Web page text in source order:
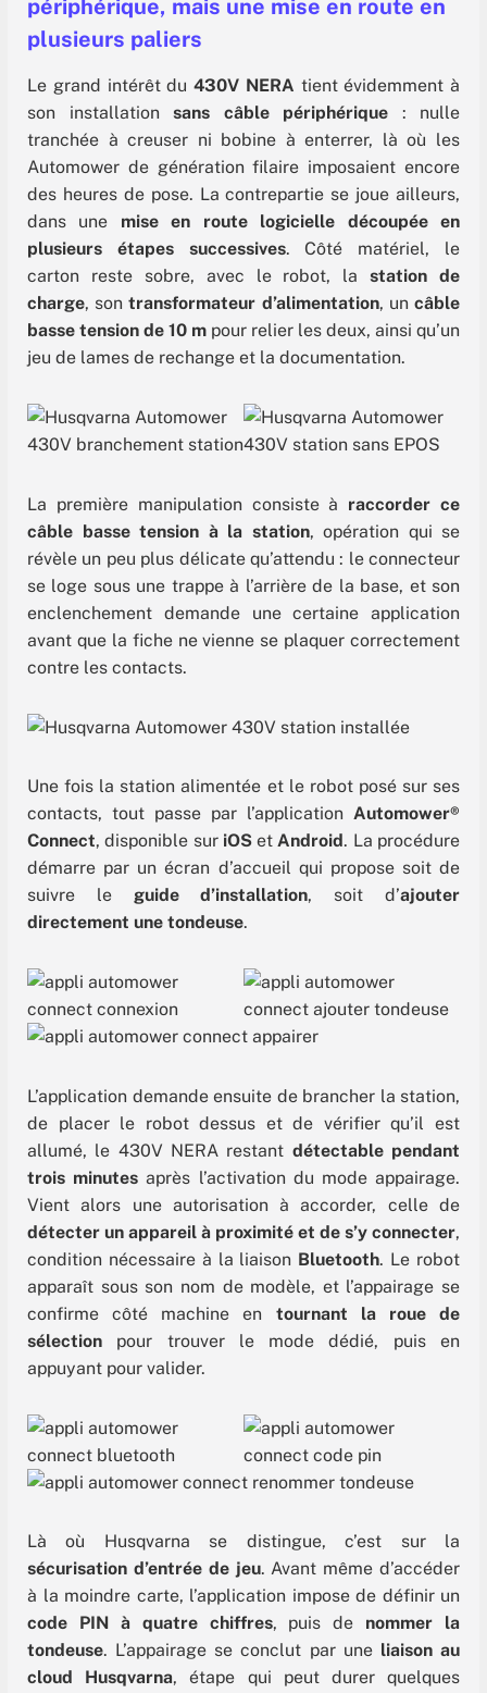
périphérique, mais une mise en route en
plusieurs paliers
Le grand intérêt du 430V NERA tient évidemment à
son installation sans câble périphérique : nulle
tranchée à creuser ni bobine à enterrer, là où les
Automower de génération filaire imposaient encore
des heures de pose. La contrepartie se joue ailleurs,
dans une mise en route logicielle découpée en
plusieurs étapes successives. Côté matériel, le
carton reste sobre, avec le robot, lastation de
charge, sontransformateur d’alimentation, uncâble
basse tension de 10 m pour relier les deux, ainsi qu’un
jeu de lames de rechange et la documentation.
La première manipulation consiste à raccorder ce
câble basse tension à la station, opération qui se
révèle un peu plus délicate qu’attendu : le connecteur
se loge sous une trappe à l’arrière de la base, et son
enclenchement demande une certaine application
avant que la fiche ne vienne se plaquer correctement
contre les contacts.
Une fois la station alimentée et le robot posé sur ses
contacts, tout passe par l’application Automower®
Connect, disponible sur iOSetAndroid. La procédure
démarre par un écran d’accueil qui propose soit de
suivre le guide d’installation, soit d’ajouter
directement une tondeuse.
L’application demande ensuite de brancher la station,
de placer le robot dessus et de vérifier qu’il est
allumé, le 430V NERA restant détectable pendant
trois minutes après l’activation du mode appairage.
Vient alors une autorisation à accorder, celle de
détecter un appareil à proximité et de s’y connecter,
condition nécessaire à la liaison Bluetooth. Le robot
apparaît sous son nom de modèle, et l’appairage se
confirme côté machine en tournant la roue de
sélection pour trouver le mode dédié, puis en
appuyant pour valider.
Là où Husqvarna se distingue, c’est sur la
sécurisation d’entrée de jeu. Avant même d’accéder
à la moindre carte, l’application impose de définir un
code PIN à quatre chiffres, puis de nommer la
tondeuse. L’appairage se conclut par une liaison au
cloud Husqvarna, étape qui peut durer quelques